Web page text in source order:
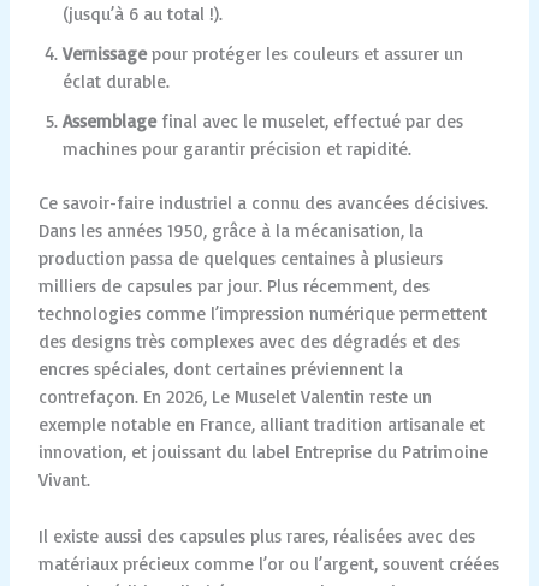
(jusqu’à 6 au total !).
Vernissagepour protéger les couleurs et assurer un
éclat durable.
Assemblagefinal avec le muselet, effectué par des
machines pour garantir précision et rapidité.
Ce savoir-faire industriel a connu des avancées décisives.
Dans les années 1950, grâce à la mécanisation, la
production passa de quelques centaines à plusieurs
milliers de capsules par jour. Plus récemment, des
technologies comme l’impression numérique permettent
des designs très complexes avec des dégradés et des
encres spéciales, dont certaines préviennent la
contrefaçon. En 2026, Le Muselet Valentin reste un
exemple notable en France, alliant tradition artisanale et
innovation, et jouissant du label Entreprise du Patrimoine
Vivant.
Il existe aussi des capsules plus rares, réalisées avec des
matériaux précieux comme l’or ou l’argent, souvent créées